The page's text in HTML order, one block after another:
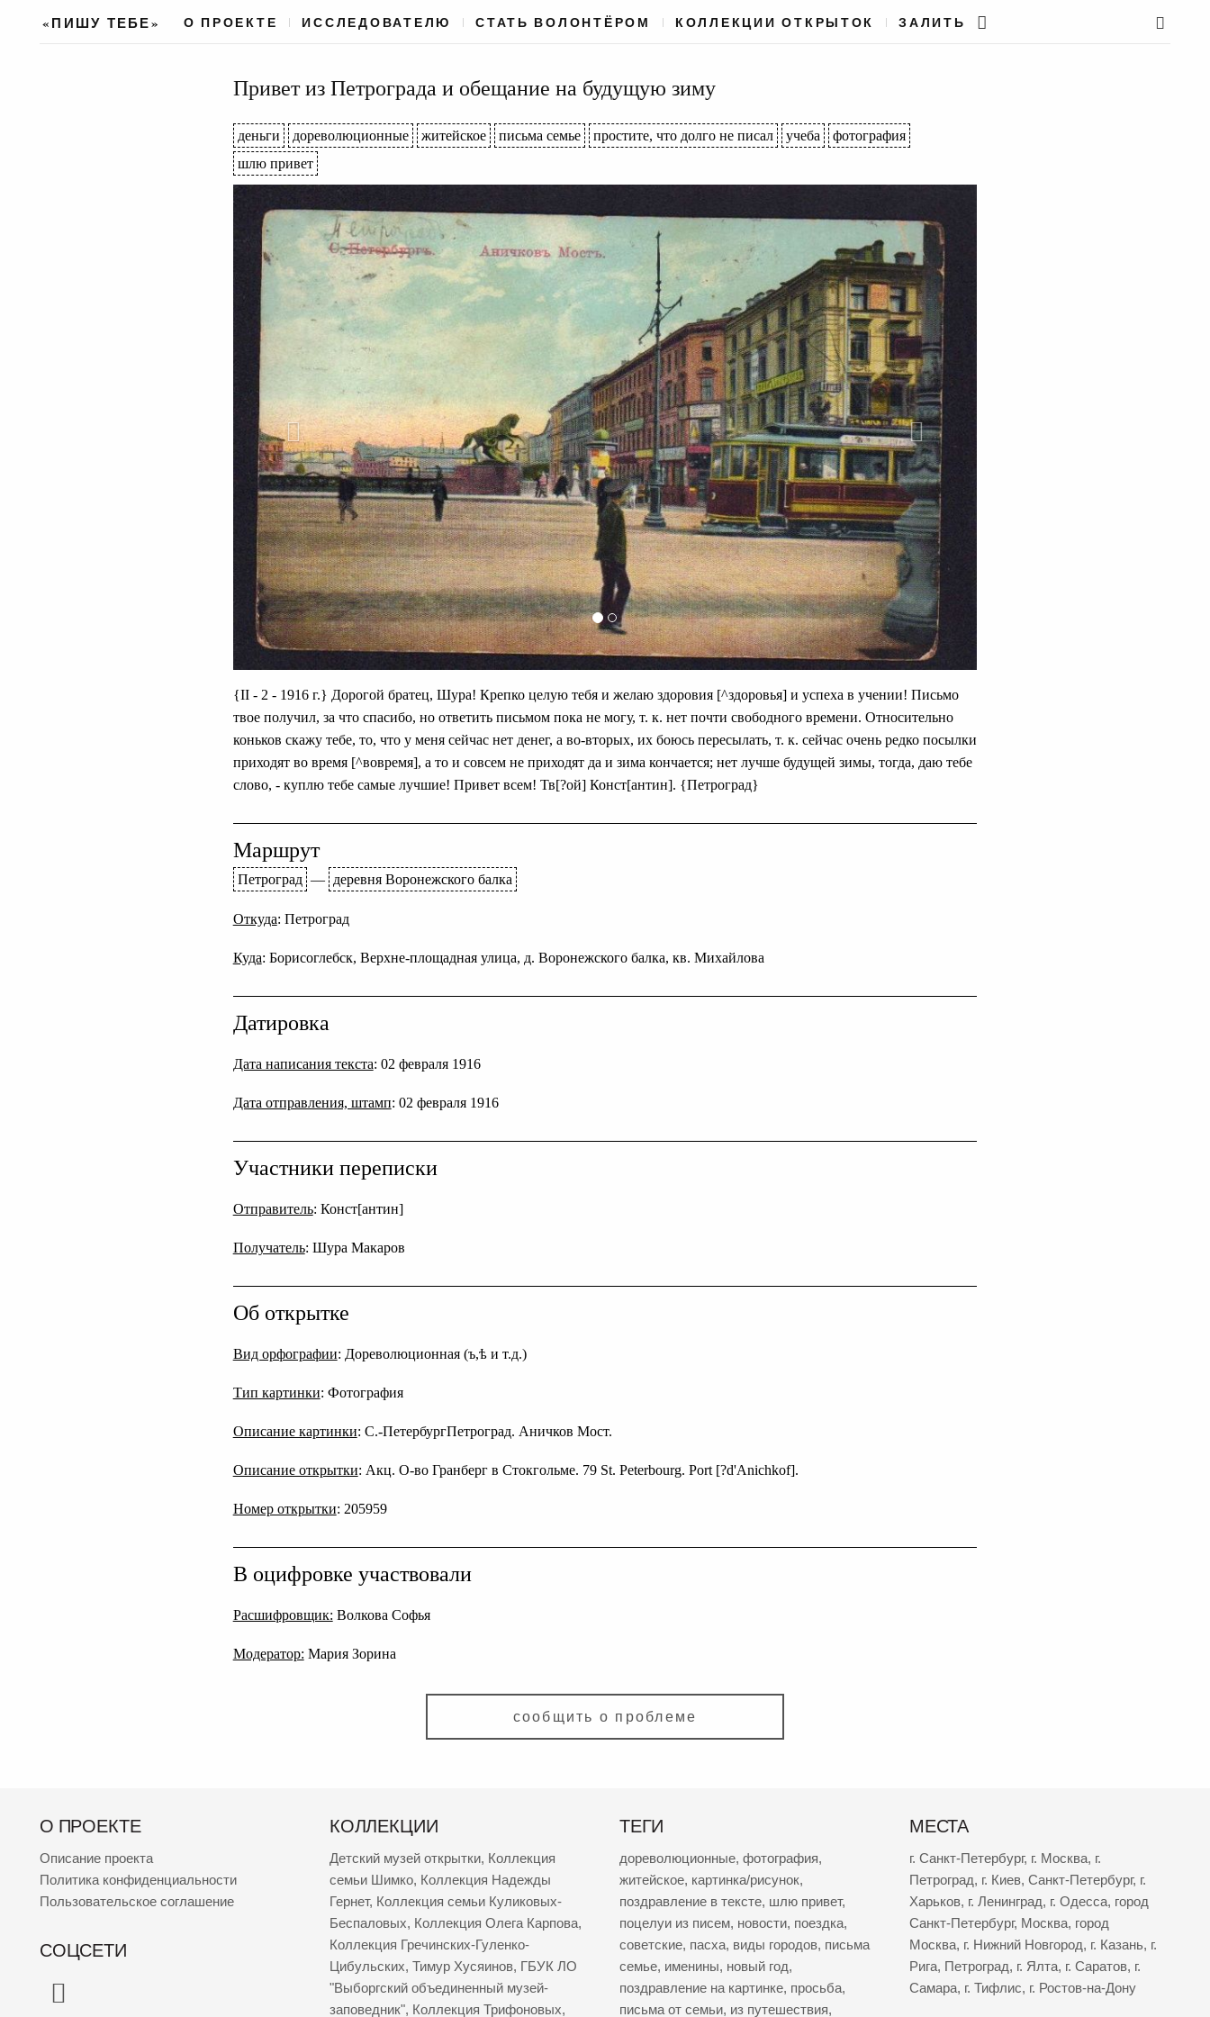
«ПИШУ ТЕБЕ» О ПРОЕКТЕ ИССЛЕДОВАТЕЛЮ СТАТЬ ВОЛОНТЁРОМ КОЛЛЕКЦИИ ОТКРЫТОК ЗАЛИТЬ
Привет из Петрограда и обещание на будущую зиму
деньги дореволюционные житейское письма семье простите, что долго не писал учеба
фотография
шлю привет
{II - 2 - 1916 г.} Дорогой братец, Шура! Крепко целую тебя и желаю здоровия [^здоровья] и успеха в учении! Письмо
твое получил, за что спасибо, но ответить письмом пока не могу, т. к. нет почти свободного времени. Относительно
коньков скажу тебе, то, что у меня сейчас нет денег, а во-вторых, их боюсь пересылать, т. к. сейчас очень редко посылки
приходят во время [^вовремя], а то и совсем не приходят да и зима кончается; нет лучше будущей зимы, тогда, даю тебе
слово, - куплю тебе самые лучшие! Привет всем! Тв[?ой] Конст[антин]. {Петроград}
Маршрут
Петроград — деревня Воронежского балка
Откуда: Петроград
Куда: Борисоглебск, Верхне-площадная улица, д. Воронежского балка, кв. Михайлова
Датировка
Дата написания текста: 02 февраля 1916
Дата отправления, штамп: 02 февраля 1916
Участники переписки
Отправитель: Конст[антин]
Получатель: Шура Макаров
Об открытке
Вид орфографии: Дореволюционная (ъ,ѣ и т.д.)
Тип картинки: Фотография
Описание картинки: С.-ПетербургПетроград. Аничков Мост.
Описание открытки: Акц. О-во Гранберг в Стокгольме. 79 St. Peterbourg. Port [?d'Anichkof].
Номер открытки: 205959
В оцифровке участвовали
Расшифровщик: Волкова Софья
Модератор: Мария Зорина
сообщить о проблеме
О ПРОЕКТЕ
Описание проекта
Политика конфиденциальности
Пользовательское соглашение
СОЦСЕТИ
КОЛЛЕКЦИИ
Детский музей открытки, Коллекция
семьи Шимко, Коллекция Надежды
Гернет, Коллекция семьи Куликовых-
Беспаловых, Коллекция Олега Карпова,
Коллекция Гречинских-Гуленко-
Цибульских, Тимур Хусяинов, ГБУК ЛО
"Выборгский объединенный музей-
заповедник", Коллекция Трифоновых,
ТЕГИ
дореволюционные, фотография,
житейское, картинка/рисунок,
поздравление в тексте, шлю привет,
поцелуи из писем, новости, поездка,
советские, пасха, виды городов, письма
семье, именины, новый год,
поздравление на картинке, просьба,
письма от семьи, из путешествия,
МЕСТА
г. Санкт-Петербург, г. Москва, г.
Петроград, г. Киев, Санкт-Петербург, г.
Харьков, г. Ленинград, г. Одесса, город
Санкт-Петербург, Москва, город
Москва, г. Нижний Новгород, г. Казань, г.
Рига, Петроград, г. Ялта, г. Саратов, г.
Самара, г. Тифлис, г. Ростов-на-Дону